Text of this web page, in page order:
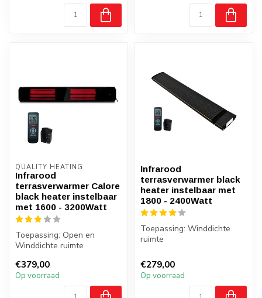
QUALITY HEATING
Infrarood
terrasverwarmer Calore
black heater instelbaar
met 1600 - 3200Watt
Toepassing: Open en
Winddichte ruimte
Hoogwaardige kw...
€379,00
Op voorraad
Infrarood
terrasverwarmer black
heater instelbaar met
1800 - 2400Watt
Toepassing: Winddichte
ruimte
100Watt p/m2 gemeten bij ...
€279,00
Op voorraad